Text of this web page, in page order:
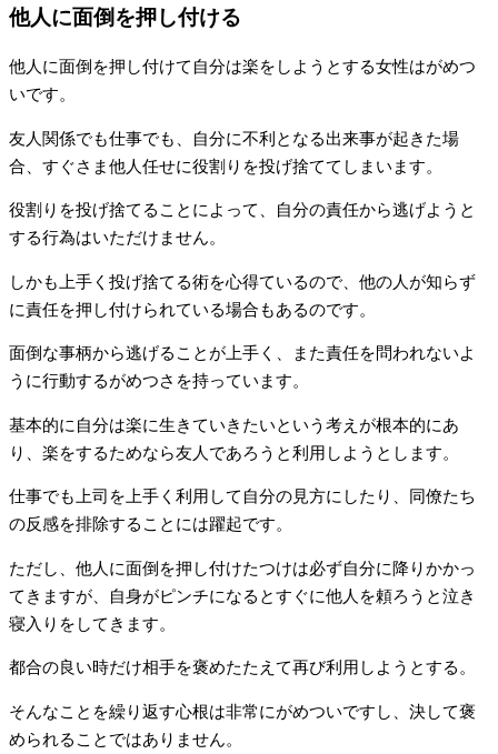
他人に面倒を押し付ける
他人に面倒を押し付けて自分は楽をしようとする女性はがめつ
いです。
友人関係でも仕事でも、自分に不利となる出来事が起きた場
合、すぐさま他人任せに役割りを投げ捨ててしまいます。
役割りを投げ捨てることによって、自分の責任から逃げようと
する行為はいただけません。
しかも上手く投げ捨てる術を心得ているので、他の人が知らず
に責任を押し付けられている場合もあるのです。
面倒な事柄から逃げることが上手く、また責任を問われないよ
うに行動するがめつさを持っています。
基本的に自分は楽に生きていきたいという考えが根本的にあ
り、楽をするためなら友人であろうと利用しようとします。
仕事でも上司を上手く利用して自分の見方にしたり、同僚たち
の反感を排除することには躍起です。
ただし、他人に面倒を押し付けたつけは必ず自分に降りかかっ
てきますが、自身がピンチになるとすぐに他人を頼ろうと泣き
寝入りをしてきます。
都合の良い時だけ相手を褒めたたえて再び利用しようとする。
そんなことを繰り返す心根は非常にがめついですし、決して褒
められることではありません。